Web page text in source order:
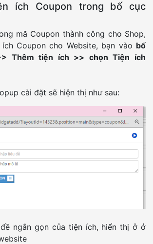
ích Coupon trong bố cục
mã Coupon thành công cho Shop,
Coupon cho Website, bạn vào bố
Thêm tiện ích >> chọn Tiện ích
cài đặt sẽ hiện thị như sau:
ngắn gọn của tiện ích, hiển thị ở ở